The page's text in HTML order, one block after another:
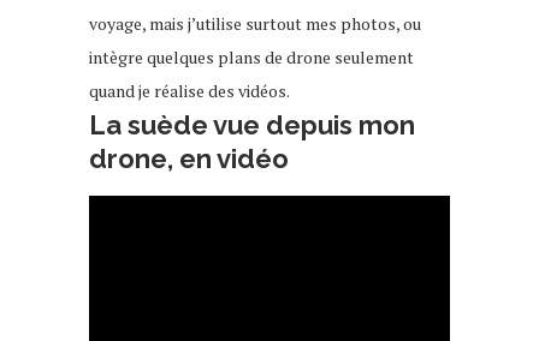
voyage, mais j’utilise surtout mes photos, ou
intègre quelques plans de drone seulement
quand je réalise des vidéos.
La suède vue depuis mon
drone, en vidéo